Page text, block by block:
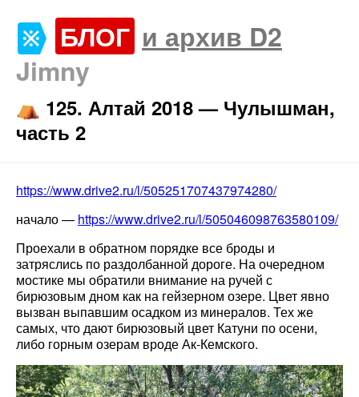
БЛОГ и архив D2
Jimny
⛺️ 125. Алтай 2018 — Чулышман,
часть 2
https://www.drive2.ru/l/505251707437974280/
начало — https://www.drive2.ru/l/505046098763580109/
Проехали в обратном порядке все броды и
затряслись по раздолбанной дороге. На очередном
мостике мы обратили внимание на ручей с
бирюзовым дном как на гейзерном озере. Цвет явно
вызван выпавшим осадком из минералов. Тех же
самых, что дают бирюзовый цвет Катуни по осени,
либо горным озерам вроде Ак-Кемского.